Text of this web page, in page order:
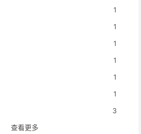
1
1
1
1
1
1
3
查看更多